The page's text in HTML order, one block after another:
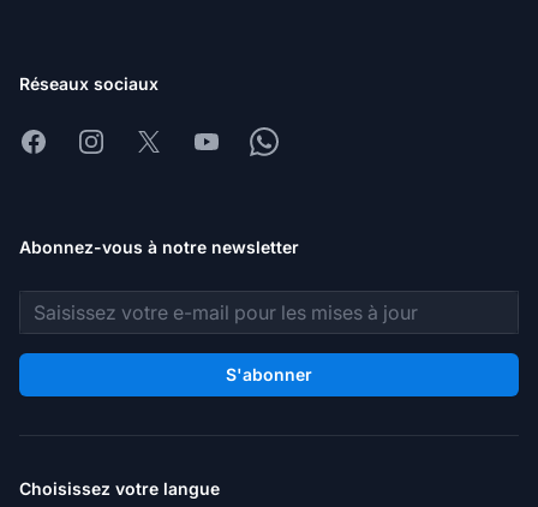
Réseaux sociaux
FacebookInstagram
X YoutubeWhatsapp
Abonnez-vous à notre newsletter
Adresse e-mail
S'abonner
Choisissez votre langue